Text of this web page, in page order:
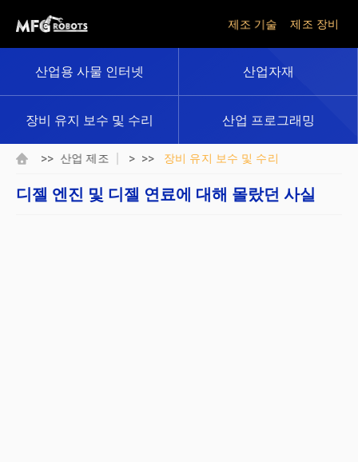
제조 기술 제조 장비
산업용 사물 인터넷 산업자재
장비 유지 보수 및 수리 산업 프로그래밍
>> 산업 제조 > >> 장비 유지 보수 및 수리
디젤 엔진 및 디젤 연료에 대해 몰랐던 사실